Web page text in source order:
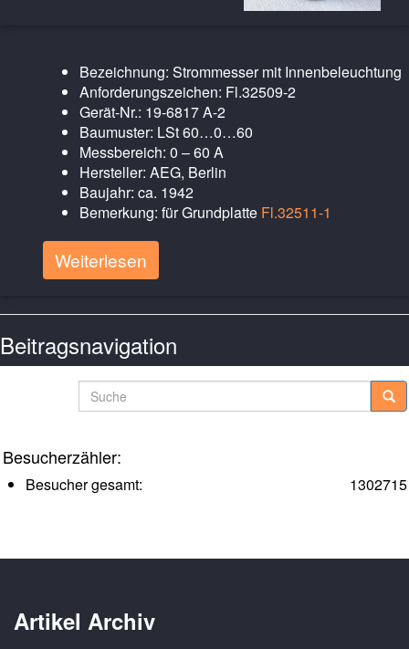
Bezeichnung: Strommesser mit Innenbeleuchtung
Anforderungszeichen: Fl.32509-2
Gerät-Nr.: 19-6817 A-2
Baumuster: LSt 60…0…60
Messbereich: 0 – 60 A
Hersteller: AEG, Berlin
Baujahr: ca. 1942
Bemerkung: für Grundplatte Fl.32511-1
Weiterlesen
Beitragsnavigation
Suche
Besucherzähler:
1302715
Besucher gesamt:
Artikel Archiv